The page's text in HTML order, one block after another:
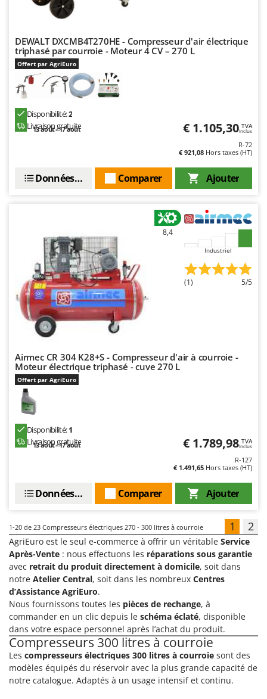
DEWALT DXCMB4T270HE - Compresseur d'air électrique
triphasé par courroie - Moteur 4 CV – 270 L
Offert par AgriEuro
Disponibilité:2
Livraison gratuite
13 août - 17 août € 1.105,30 TVA
Inclus
R-72
€ 921,08 Hors taxes (HT)
Ajouter
Comparer
Données techniques
8,4
Industriel
(1) 5/5
Airmec CR 304 K28+S - Compresseur d'air à courroie -
Moteur électrique triphasé - cuve 270 L
Offert par AgriEuro
Disponibilité:1
Livraison gratuite
13 août - 17 août € 1.789,98 TVA
Inclus
R-127
€ 1.491,65 Hors taxes (HT)
Ajouter
Comparer
Données techniques
1-20 de 23 Compresseurs électriques 270 - 300 litres à courroie 1 2
AgriEuro est le seul e-commerce à offrir un véritable Service
Après-Vente : nous effectuons les réparations sous garantie
avec retrait du produit directement à domicile, soit dans
notre Atelier Central, soit dans les nombreux Centres
d’Assistance AgriEuro.
Nous fournissons toutes les pièces de rechange, à
commander en un clic depuis le schéma éclaté, disponible
dans votre espace personnel après l’achat du produit.
Compresseurs 300 litres à courroie
Les compresseurs électriques 300 litres à courroie sont des
modèles équipés du réservoir avec la plus grande capacité de
notre catalogue. Adaptés à un usage intensif et continu.